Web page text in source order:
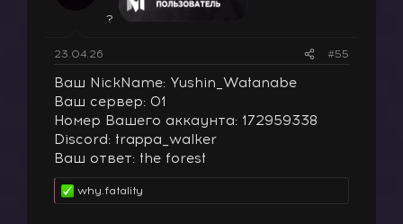
?
23.04.26 #55
Ваш NickName: Yushin_Watanabe
Ваш сервер: 01
Номер Вашего аккаунта: 172959338
Discord: trappa_walker
Ваш ответ: the forest
Р
why.fatality